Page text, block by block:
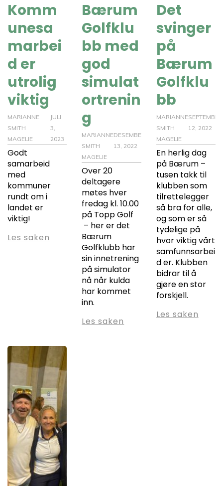
Komm
unesa
marbei
d er
utrolig
viktig
MARIANNE
SMITH
MAGELIE
JULI
3,
2023
Godt
samarbeid
med
kommuner
rundt om i
landet er
viktig!
Les saken
Bærum
Golfklu
bb med
god
simulat
ortrenin
g
MARIANNE
SMITH
MAGELIE
DESEMBER
13, 2022
Over 20
deltagere
møtes hver
fredag kl. 10.00
på Topp Golf
– her er det
Bærum
Golfklubb har
sin innetrening
på simulator
nå når kulda
har kommet
inn.
Les saken
Det
svinger
på
Bærum
Golfklu
bb
MARIANNE
SMITH
MAGELIE
SEPTEMBER
12, 2022
En herlig dag
på Bærum –
tusen takk til
klubben som
tilrettelegger
så bra for alle,
og som er så
tydelige på
hvor viktig vårt
samfunnsarbei
d er. Klubben
bidrar til å
gjøre en stor
forskjell.
Les saken